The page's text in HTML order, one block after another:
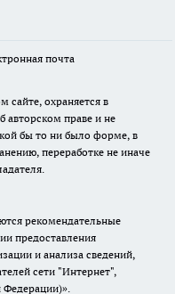
почта
сайте, охраняется в
авторском праве и не
бы то ни было форме, в
переработке не иначе
рекомендательные
предоставления
и анализа сведений,
сети "Интернет",
Федерации)».